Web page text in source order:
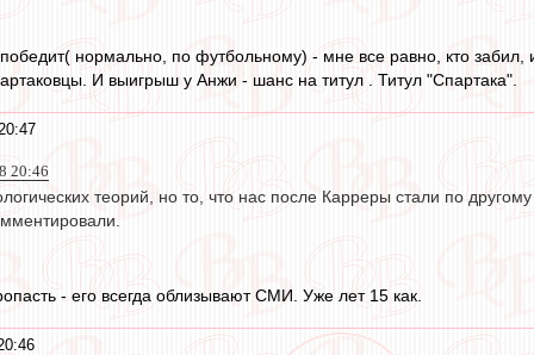
нормально, по футбольному) - мне все равно, кто
И выигрыш у Анжи - шанс на титул . Титул "Спартака".
20:46
теорий, но то, что нас после Карреры стали по
- его всегда облизывают СМИ. Уже лет 15 как.